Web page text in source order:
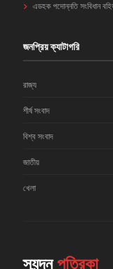
এডহক পদোন্নতি সংবিধান
জনপ্রিয় ক্যাটাগরি
রাজ্য
শীর্ষ সংবাদ
বিশ্ব সংবাদ
জাতীয়
খেলা
স্যন্দনপত্রিকা